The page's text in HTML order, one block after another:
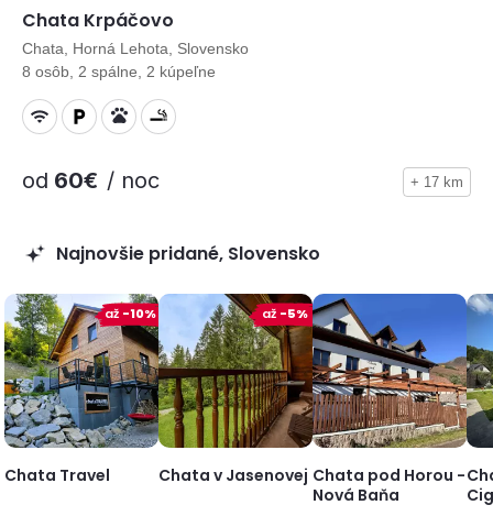
Chata Krpáčovo
Chata, Horná Lehota, Slovensko
8 osôb, 2 spálne, 2 kúpeľne
od 60€ / noc + 17 km
Najnovšie pridané, Slovensko
Chata Travel
až -10%
Chata v Jasenovej
až -5%
Chata pod Horou -
Nová Baňa